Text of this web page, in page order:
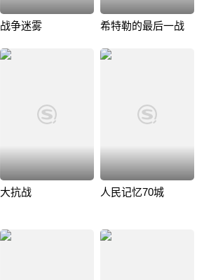
战争迷雾 希特勒的最后一战
大抗战 人民记忆70城